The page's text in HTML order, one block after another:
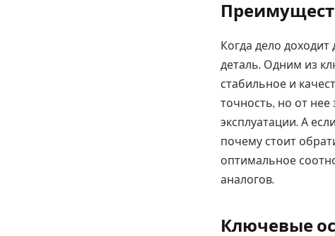
Когда дело
деталь. Одним из
стабильное и
точность, но от нее
эксплуатации. А
почему стоит
оптимальное
аналогов.
Ключевые